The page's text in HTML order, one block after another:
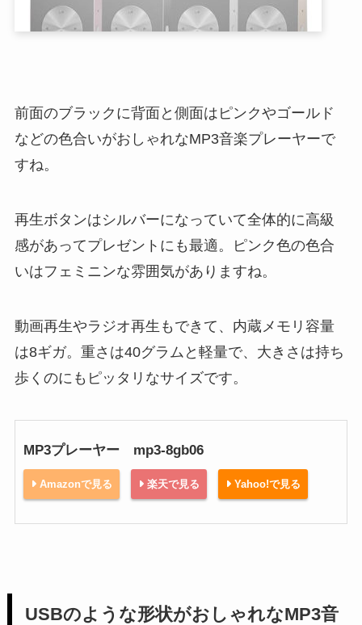
前面のブラックに背面と側面はピンクやゴールド
などの色合いがおしゃれなMP3音楽プレーヤーで
すね。
再生ボタンはシルバーになっていて全体的に高級
感があってプレゼントにも最適。ピンク色の色合
いはフェミニンな雰囲気がありますね。
動画再生やラジオ再生もできて、内蔵メモリ容量
は8ギガ。重さは40グラムと軽量で、大きさは持ち
歩くのにもピッタリなサイズです。
MP3プレーヤー mp3-8gb06
Amazonで見る 楽天で見る Yahoo!で見る
USBのような形状がおしゃれなMP3音